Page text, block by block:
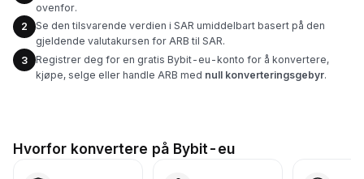
ovenfor.
2
Se den tilsvarende verdien i SAR umiddelbart basert på den
gjeldende valutakursen for ARB til SAR.
3
Registrer deg for en gratis Bybit-eu-konto for å konvertere,
kjøpe, selge eller handle ARB med null konverteringsgebyr.
Hvorfor konvertere på Bybit-eu